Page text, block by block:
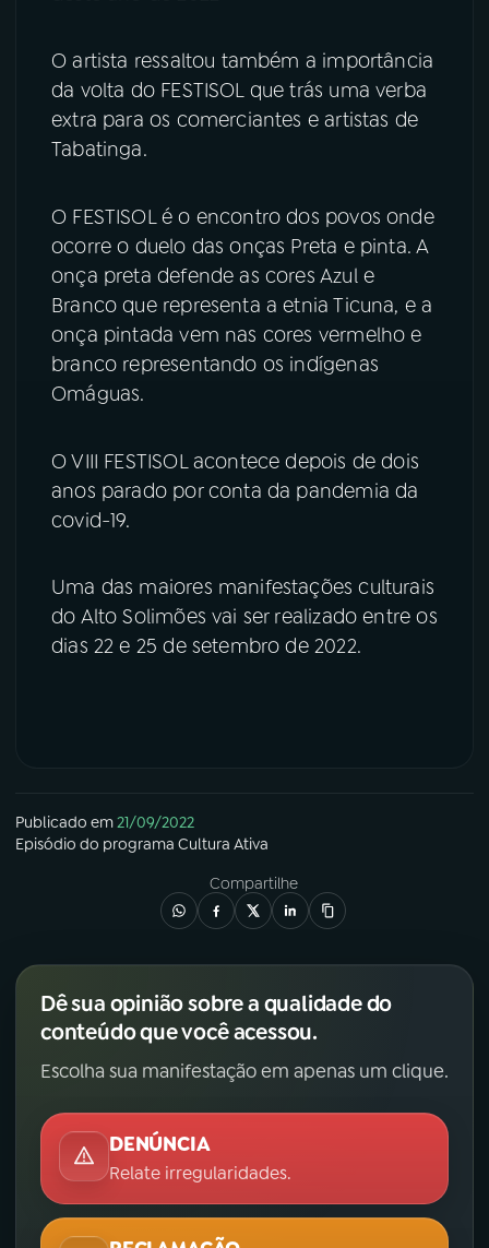
Instagram X
TikTok
O artista ressaltou também a importância
da volta do FESTISOL que trás uma verba
extra para os comerciantes e artistas de
Tabatinga.
O FESTISOL é o encontro dos povos onde
ocorre o duelo das onças Preta e pinta. A
onça preta defende as cores Azul e
Branco que representa a etnia Ticuna, e a
onça pintada vem nas cores vermelho e
branco representando os indígenas
Omáguas.
O VIII FESTISOL acontece depois de dois
anos parado por conta da pandemia da
covid-19.
Uma das maiores manifestações culturais
do Alto Solimões vai ser realizado entre os
dias 22 e 25 de setembro de 2022.
Publicado em21/09/2022
Episódio do programa Cultura Ativa
Compartilhe
Dê sua opinião sobre a qualidade do
conteúdo que você acessou.
Escolha sua manifestação em apenas um clique.
DENÚNCIA
Relate irregularidades.